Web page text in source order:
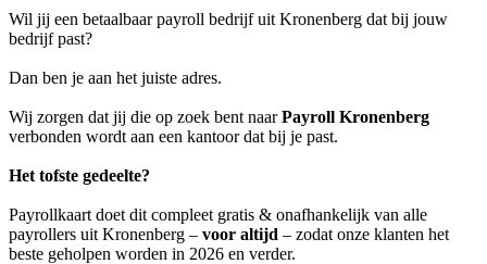
Wil jij een betaalbaar payroll bedrijf uit Kronenberg dat bij jouw
bedrijf past?
Dan ben je aan het juiste adres.
Wij zorgen dat jij die op zoek bent naarPayroll Kronenberg
verbonden wordt aan een kantoor dat bij je past.
Het tofste gedeelte?
Payrollkaart doet dit compleet gratis & onafhankelijk van alle
payrollers uit Kronenberg – voor altijd – zodat onze klanten het
beste geholpen worden in 2026 en verder.